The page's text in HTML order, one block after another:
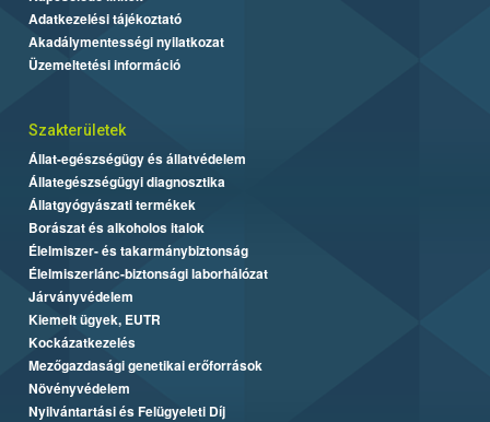
Adatkezelési tájékoztató
Akadálymentességi nyilatkozat
Üzemeltetési információ
Szakterületek
Állat-egészségügy és állatvédelem
Állategészségügyi diagnosztika
Állatgyógyászati termékek
Borászat és alkoholos italok
Élelmiszer- és takarmánybiztonság
Élelmiszerlánc-biztonsági laborhálózat
Járványvédelem
Kiemelt ügyek, EUTR
Kockázatkezelés
Mezőgazdasági genetikai erőforrások
Növényvédelem
Nyilvántartási és Felügyeleti Díj